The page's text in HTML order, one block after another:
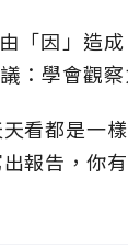
「因」造
：學會觀察
看都是一
報告，你